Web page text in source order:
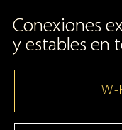
Conexiones
y estables en